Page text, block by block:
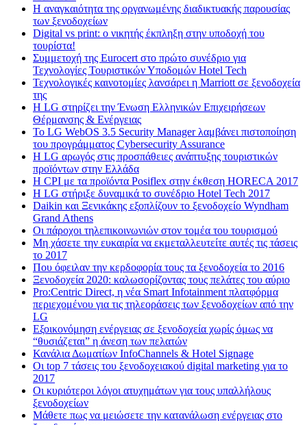
Η αναγκαιότητα της οργανωμένης διαδικτυακής παρουσίας
των ξενοδοχείων
Digital vs print: ο νικητής έκπληξη στην υποδοχή του
τουρίστα!
Συμμετοχή της Eurocert στο πρώτο συνέδριο για
Τεχνολογίες Τουριστικών Υποδομών Hotel Tech
Τεχνολογικές καινοτομίες λανσάρει η Marriott σε ξενοδοχεία
της
H LG στηρίζει την Ένωση Ελληνικών Επιχειρήσεων
Θέρμανσης & Ενέργειας
Το LG WebOS 3.5 Security Manager λαμβάνει πιστοποίηση
του προγράμματος Cybersecurity Assurance
Η LG αρωγός στις προσπάθειες ανάπτυξης τουριστικών
προϊόντων στην Ελλάδα
Η CPI με τα προϊόντα Posiflex στην έκθεση HORECA 2017
H LG στήριξε δυναμικά το συνέδριο Hotel Tech 2017
Daikin και Ξενικάκης εξοπλίζουν το ξενοδοχείο Wyndham
Grand Athens
Οι πάροχοι τηλεπικοινωνιών στον τομέα του τουρισμού
Μη χάσετε την ευκαιρία να εκμεταλλευτείτε αυτές τις τάσεις
το 2017
Που όφειλαν την κερδοφορία τους τα ξενοδοχεία το 2016
Ξενοδοχεία 2020: καλωσορίζοντας τους πελάτες του αύριο
Pro:Centric Direct, η νέα Smart Infotainment πλατφόρμα
περιεχομένου για τις τηλεοράσεις των ξενοδοχείων από την
LG
Εξοικονόμηση ενέργειας σε ξενοδοχεία χωρίς όμως να
“θυσιάζεται” η άνεση των πελατών
Κανάλια Δωματίων InfoChannels & Hotel Signage
Οι top 7 τάσεις του ξενοδοχειακού digital marketing για το
2017
Οι κυριότεροι λόγοι ατυχημάτων για τους υπαλλήλους
ξενοδοχείων
Μάθετε πως να μειώσετε την κατανάλωση ενέργειας στο